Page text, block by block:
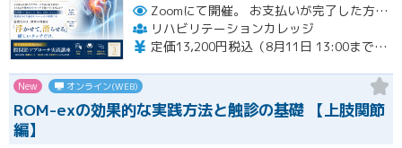
Zoomにて開催。
お支払いが完了した方のみzoomのリンクと資料が確認できるシステムとなっております。お支払いが確認できない場合は【自動キャンセル】となります。
リハビリテーションカレッジ
定価13,200円税込（8月11日 13:00までのお申し込みにて3,300円オフでご受講いただけます）
New オンライン(WEB)
ROM-exの効果的な実践方法と触診の基礎 【上肢関節
編】